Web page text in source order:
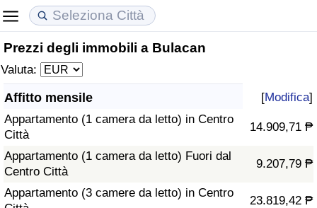
Prezzi degli immobili a Bulacan
Valuta:
Affitto mensile [Modifica]
Appartamento (1 camera da letto) in Centro
Città
14.909,71 ₱
Appartamento (1 camera da letto) Fuori dal
Centro Città
9.207,79 ₱
Appartamento (3 camere da letto) in Centro
23.819,42 ₱
Costo della vita
Indice Del Costo Della Vita (corrente)
Indice Del Costo Della Vita
Indice del Costo della Vita per Nazione
ad Aqaba
Prezzi degli immobili
Indice del Prezzo delle Case (Corrente)
Indice del Prezzo delle Case
Indice del Prezzo delle Case per Nazione
Qualità della Vita
Indice della Qualità della Vita
Indice della Qualità della Vita (Corrente)
Indice della qualità della vita per Paese
Criminalità